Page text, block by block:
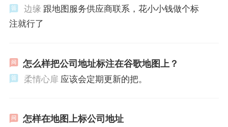
边缘 跟地图服务供应商联系，花小小钱做个标
注就行了
怎么样把公司地址标注在谷歌地图上？
柔情心扉 应该会定期更新的把。
怎样在地图上标公司地址